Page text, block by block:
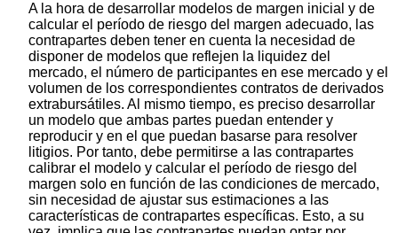
A la hora de desarrollar modelos de margen inicial y de
calcular el período de riesgo del margen adecuado, las
contrapartes deben tener en cuenta la necesidad de
disponer de modelos que reflejen la liquidez del
mercado, el número de participantes en ese mercado y el
volumen de los correspondientes contratos de derivados
extrabursátiles. Al mismo tiempo, es preciso desarrollar
un modelo que ambas partes puedan entender y
reproducir y en el que puedan basarse para resolver
litigios. Por tanto, debe permitirse a las contrapartes
calibrar el modelo y calcular el período de riesgo del
margen solo en función de las condiciones de mercado,
sin necesidad de ajustar sus estimaciones a las
características de contrapartes específicas. Esto, a su